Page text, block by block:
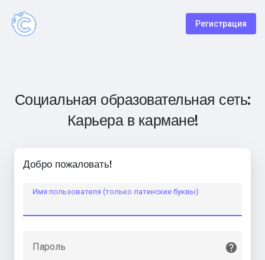
Регистрация
Социальная образовательная сеть:
Карьера в кармане!
Добро пожаловать!
Имя пользователя (только латинские буквы)
Пароль